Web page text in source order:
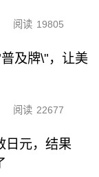
阅读 19805
及牌\"，让美
阅读 22677
日元，结果